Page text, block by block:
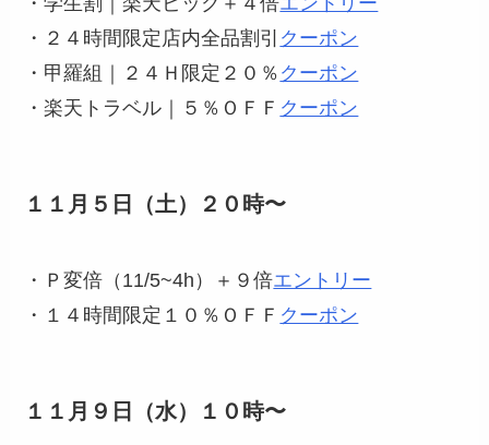
・２４時間限定店内全品割引 クーポン
・甲羅組｜２４Ｈ限定２０％ クーポン
・楽天トラベル｜５％ＯＦＦ クーポン
１１月５日（土）２０時〜
・Ｐ変倍（11/5~4h）＋９倍エントリー
・１４時間限定１０％ＯＦＦ クーポン
１１月９日（水）１０時〜